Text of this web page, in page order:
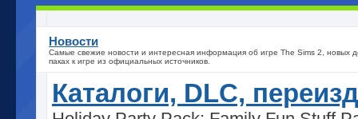
Новости
Самые свежие новости и интересная информация об игре The Sims 2, новых
паках к игре из официальных источников.
Каталоги, DLC,